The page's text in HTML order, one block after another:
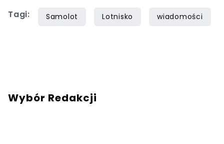
Tagi: Samolot Lotnisko wiadomości
Wybór Redakcji